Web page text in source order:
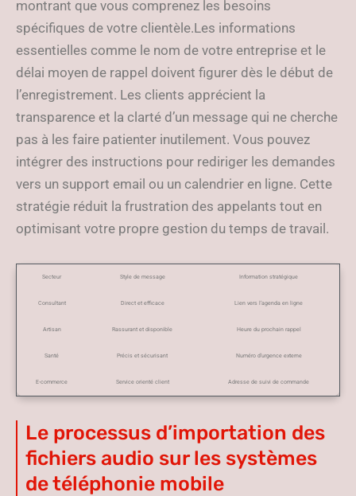
montrant que vous comprenez les besoins
spécifiques de votre clientèle.Les informations
essentielles comme le nom de votre entreprise et le
délai moyen de rappel doivent figurer dès le début de
l’enregistrement. Les clients apprécient la
transparence et la clarté d’un message qui ne cherche
pas à les faire patienter inutilement. Vous pouvez
intégrer des instructions pour rediriger les demandes
vers un support email ou un calendrier en ligne. Cette
stratégie réduit la frustration des appelants tout en
optimisant votre propre gestion du temps de travail.
Secteur Style de message Information stratégique
Consultant Direct et efficace Lien vers l’agenda en ligne
Artisan Rassurant et disponible Heure du prochain rappel
Santé Précis et sécurisant Numéro d’urgence externe
E-commerce Service orienté client Adresse de suivi de commande
Le processus d’importation des
fichiers audio sur les systèmes
de téléphonie mobile